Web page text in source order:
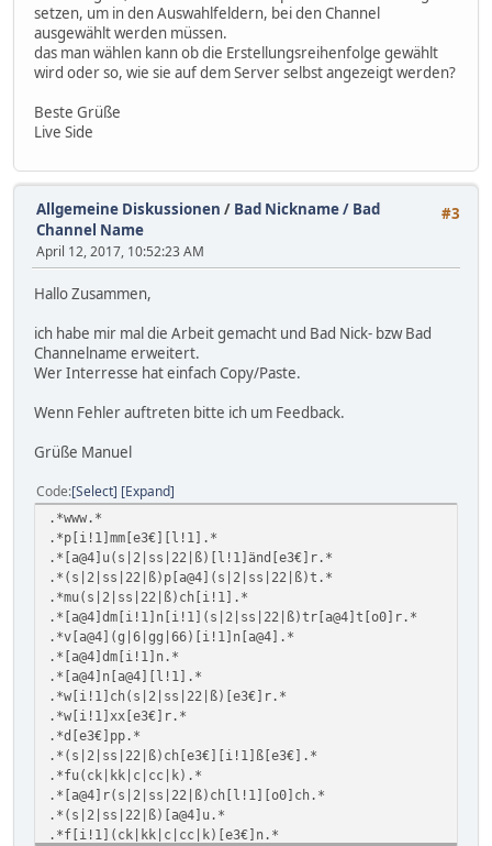
setzen, um in den Auswahlfeldern, bei den Channel
ausgewählt werden müssen.
das man wählen kann ob die Erstellungsreihenfolge gewählt
wird oder so, wie sie auf dem Server selbst angezeigt werden?
Beste Grüße
Live Side
#3
Allgemeine Diskussionen / Bad Nickname / Bad
Channel Name
April 12, 2017, 10:52:23 AM
Hallo Zusammen,
ich habe mir mal die Arbeit gemacht und Bad Nick- bzw Bad
Channelname erweitert.
Wer Interresse hat einfach Copy/Paste.
Wenn Fehler auftreten bitte ich um Feedback.
Grüße Manuel
Code Select Expand
.*www.*
.*p[i!1]mm[e3€][l!1].*
.*[a@4]u(s|2|ss|22|ß)[l!1]änd[e3€]r.*
.*(s|2|ss|22|ß)p[a@4](s|2|ss|22|ß)t.*
.*mu(s|2|ss|22|ß)ch[i!1].*
.*[a@4]dm[i!1]n[i!1](s|2|ss|22|ß)tr[a@4]t[o0]r.*
.*v[a@4](g|6|gg|66)[i!1]n[a@4].*
.*[a@4]dm[i!1]n.*
.*[a@4]n[a@4][l!1].*
.*w[i!1]ch(s|2|ss|22|ß)[e3€]r.*
.*w[i!1]xx[e3€]r.*
.*d[e3€]pp.*
.*(s|2|ss|22|ß)ch[e3€][i!1]ß[e3€].*
.*fu(ck|kk|c|cc|k).*
.*[a@4]r(s|2|ss|22|ß)ch[l!1][o0]ch.*
.*(s|2|ss|22|ß)[a@4]u.*
.*f[i!1](ck|kk|c|cc|k)[e3€]n.*